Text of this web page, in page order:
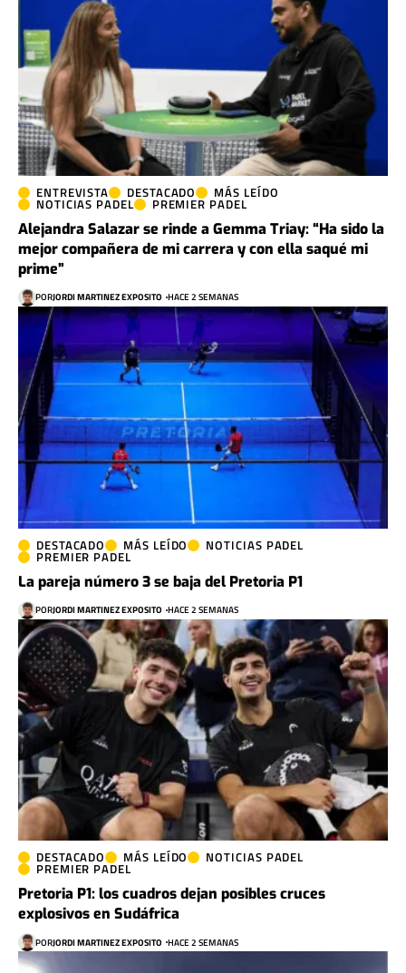
ENTREVISTA DESTACADO MÁS LEÍDO
NOTICIAS PADEL PREMIER PADEL
Alejandra Salazar se rinde a Gemma Triay: “Ha sido la
mejor compañera de mi carrera y con ella saqué mi
prime”
PORJORDI MARTINEZ EXPOSITO HACE 2 SEMANAS
DESTACADO MÁS LEÍDO NOTICIAS PADEL
PREMIER PADEL
La pareja número 3 se baja del Pretoria P1
PORJORDI MARTINEZ EXPOSITO HACE 2 SEMANAS
DESTACADO MÁS LEÍDO NOTICIAS PADEL
PREMIER PADEL
Pretoria P1: los cuadros dejan posibles cruces
explosivos en Sudáfrica
PORJORDI MARTINEZ EXPOSITO HACE 2 SEMANAS